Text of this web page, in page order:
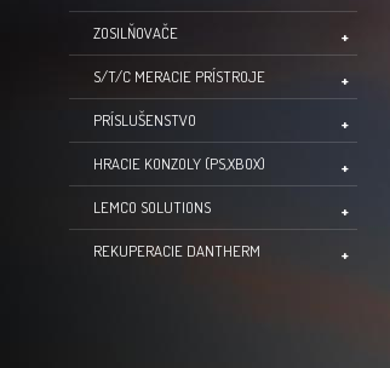
ZOSILŇOVAČE
S/T/C MERACIE PRÍSTROJE
PRÍSLUŠENSTVO
HRACIE KONZOLY (PS,XBOX)
LEMCO SOLUTIONS
REKUPERACIE DANTHERM